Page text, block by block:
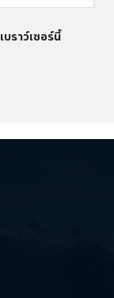
ราว์เซอร์นี้